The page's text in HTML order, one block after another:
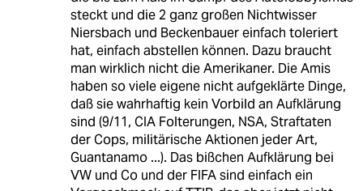
steckt und die 2 ganz großen Nichtwisser
Niersbach und Beckenbauer einfach toleriert
hat, einfach abstellen können. Dazu braucht
man wirklich nicht die Amerikaner. Die Amis
haben so viele eigene nicht aufgeklärte Dinge,
daß sie wahrhaftig kein Vorbild an Aufklärung
sind (9/11, CIA Folterungen, NSA, Straftaten
der Cops, militärische Aktionen jeder Art,
Guantanamo ...). Das bißchen Aufklärung bei
VW und Co und der FIFA sind einfach ein